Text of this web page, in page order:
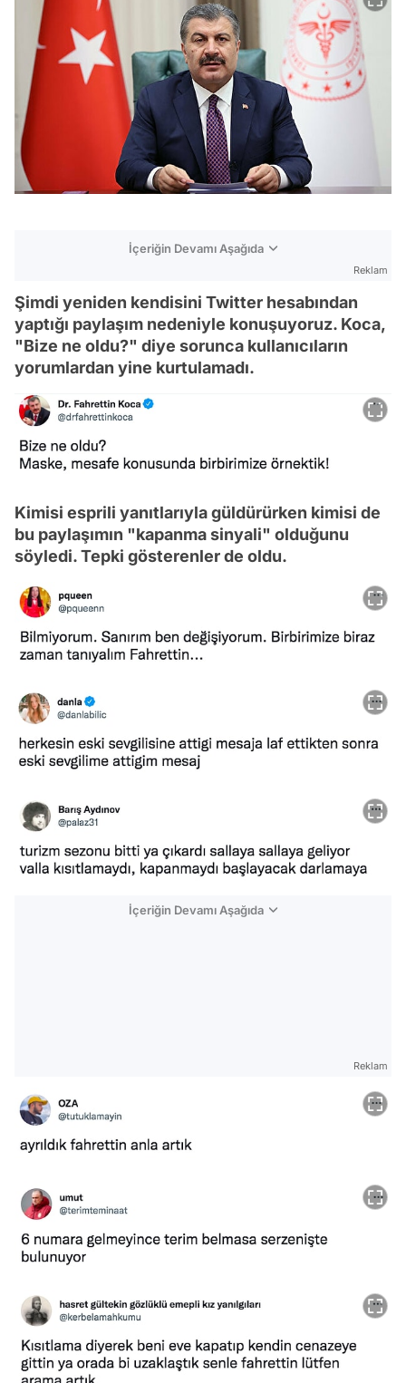
İçeriğin Devamı Aşağıda
Reklam
Şimdi yeniden kendisini Twitter hesabından
yaptığı paylaşım nedeniyle konuşuyoruz. Koca,
"Bize ne oldu?" diye sorunca kullanıcıların
yorumlardan yine kurtulamadı.
Kimisi esprili yanıtlarıyla güldürürken kimisi de
bu paylaşımın "kapanma sinyali" olduğunu
söyledi. Tepki gösterenler de oldu.
İçeriğin Devamı Aşağıda
Reklam